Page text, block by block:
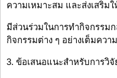
ความเหมาะสม และส่งเสริมใ
มีส่วนร่วมในการทำกิจกรรม
กิจกรรมต่าง ๆ อย่างเต็มคว
3. ข้อเสนอแนะสำหรับการวิ